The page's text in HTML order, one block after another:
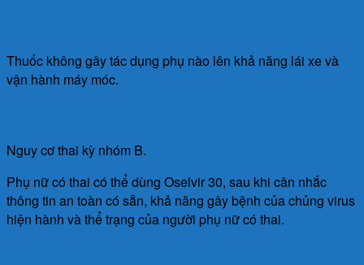
Thuốc không gây tác dụng phụ nào lên khả năng lái xe và
vận hành máy móc.
Nguy cơ thai kỳ nhóm B.
Phụ nữ có thai có thể dùng Oselvir 30, sau khi cân nhắc
thông tin an toàn có sẵn, khả năng gây bệnh của chủng virus
hiện hành và thể trạng của người phụ nữ có thai.